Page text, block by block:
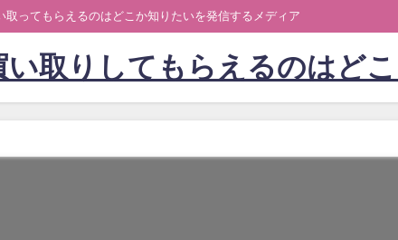
ってもらえるのはどこか知りたいを発信するメディア
取りしてもらえるのはどこ